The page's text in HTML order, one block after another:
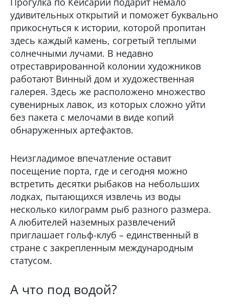
удивительных открытий и поможет буквально
прикоснуться к истории, которой пропитан
здесь каждый камень, согретый теплыми
солнечными лучами. В недавно
отреставрированной колонии художников
работают Винный дом и художественная
галерея. Здесь же расположено множество
сувенирных лавок, из которых сложно уйти
без пакета с мелочами в виде копий
обнаруженных артефактов.
Неизгладимое впечатление оставит
посещение порта, где и сегодня можно
встретить десятки рыбаков на небольших
лодках, пытающихся извлечь из воды
несколько килограмм рыб разного размера.
А любителей наземных развлечений
приглашает гольф-клуб – единственный в
стране с закрепленным международным
статусом.
А что под водой?